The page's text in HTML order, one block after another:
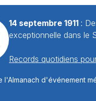
14 septembre 1911 :
exceptionnelle dans le
Records quotidiens